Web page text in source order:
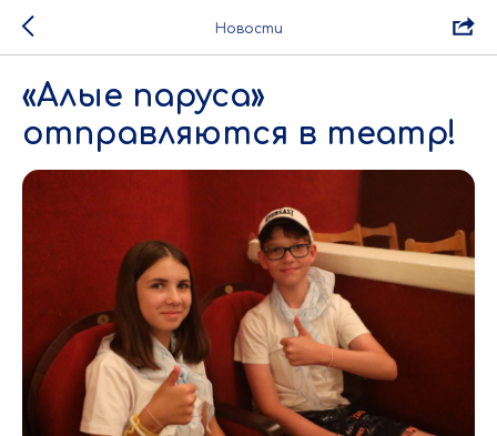
Новости
«Алые паруса»
отправляются в театр!